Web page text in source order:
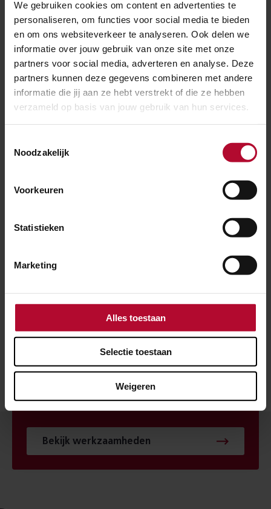
We gebruiken cookies om content en advertenties te
personaliseren, om functies voor social media te bieden
en om ons websiteverkeer te analyseren. Ook delen we
informatie over jouw gebruik van onze site met onze
partners voor social media, adverteren en analyse. Deze
partners kunnen deze gegevens combineren met andere
informatie die jij aan ze hebt verstrekt of die ze hebben
verzameld op basis van jouw gebruik van hun services.
Noodzakelijk
Voorkeuren
Statistieken
Marketing
Alles toestaan
Selectie toestaan
Weigeren
Ben je tevreden over de informatie op
deze pagina?
Spoorwerkcheck
spoor? Maak dan gebruik van onze
werkzaamheden in jouw buurt gepland staan.
POSTCODE
Bekijk werkzaamheden